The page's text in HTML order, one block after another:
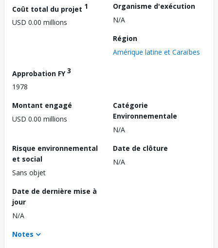
Coût total du projet 1
USD 0.00 millions
Organisme d'exécution
N/A
Région
Amérique latine et Caraïbes
Approbation FY3
1978
Montant engagé
USD 0.00 millions
Catégorie
Environnementale
N/A
Risque environnemental
et social
Sans objet
Date de clôture
N/A
Date de dernière mise à
jour
N/A
Notes